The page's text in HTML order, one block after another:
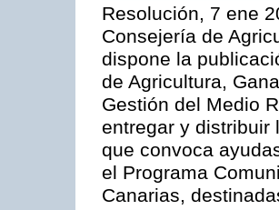
Resolución, 7 ene
Consejería de
dispone la
de Agricultura,
Gestión del Medio
entregar y distribuir
que convoca
el Programa
Canarias,